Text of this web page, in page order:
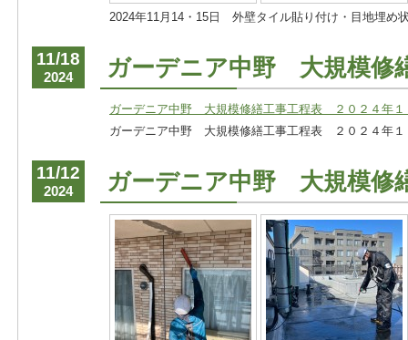
2024年11月14・15日 外壁タイル貼り付け・目地埋め
11/18
2024 ガーデニア中野 大規模修
ガーデニア中野 大規模修繕工事工程表 ２０２４年１
ガーデニア中野 大規模修繕工事工程表 ２０２４年１
11/12
2024 ガーデニア中野 大規模修